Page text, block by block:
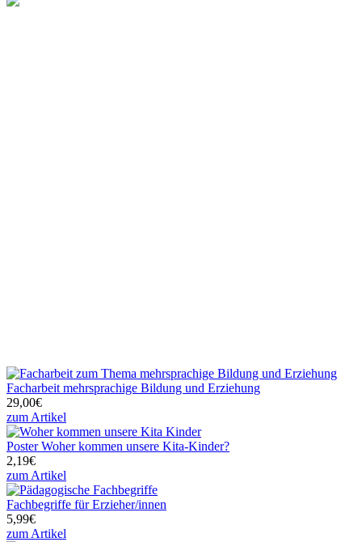
Facharbeit mehrsprachige Bildung und Erziehung
29,00€
zum Artikel
Poster Woher kommen unsere Kita-Kinder?
2,19€
zum Artikel
Fachbegriffe für Erzieher/innen
5,99€
zum Artikel